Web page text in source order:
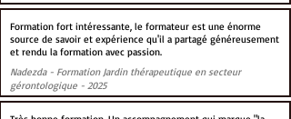
Formation fort intéressante, le formateur est une énorme
source de savoir et expérience qu'il a partagé généreusement
et rendu la formation avec passion.
Nadezda - Formation Jardin thérapeutique en secteur
gérontologique - 2025